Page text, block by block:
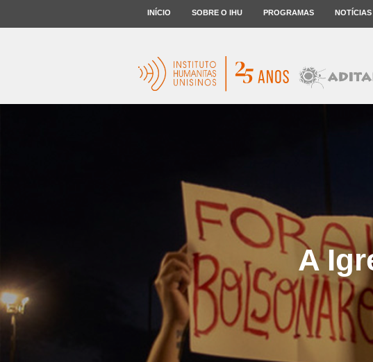
INÍCIO SOBRE O IHU PROGRAMAS NOTÍCIAS
A